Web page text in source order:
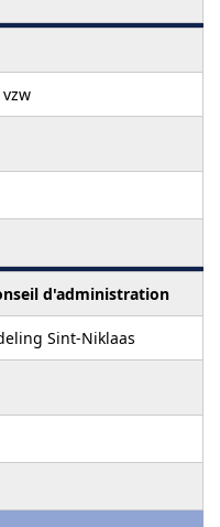
d'administration
Sint-Niklaas